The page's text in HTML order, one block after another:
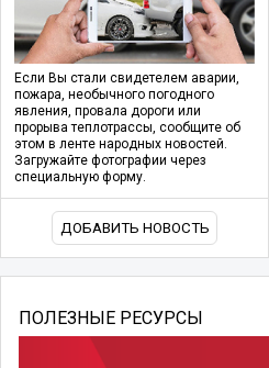
Если Вы стали свидетелем аварии,
пожара, необычного погодного
явления, провала дороги или
прорыва теплотрассы, сообщите об
этом в ленте народных новостей.
Загружайте фотографии через
специальную форму.
ДОБАВИТЬ НОВОСТЬ
ПОЛЕЗНЫЕ РЕСУРСЫ